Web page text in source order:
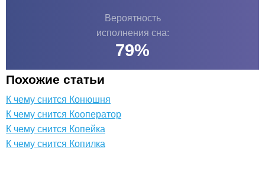
Вероятность
исполнения сна:
79%
Похожие статьи
К чему снится Конюшня
К чему снится Кооператор
К чему снится Копейка
К чему снится Копилка